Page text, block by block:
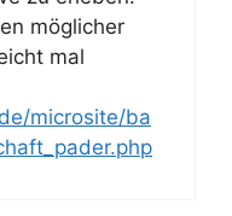
möglicher
mal
microsite/ba